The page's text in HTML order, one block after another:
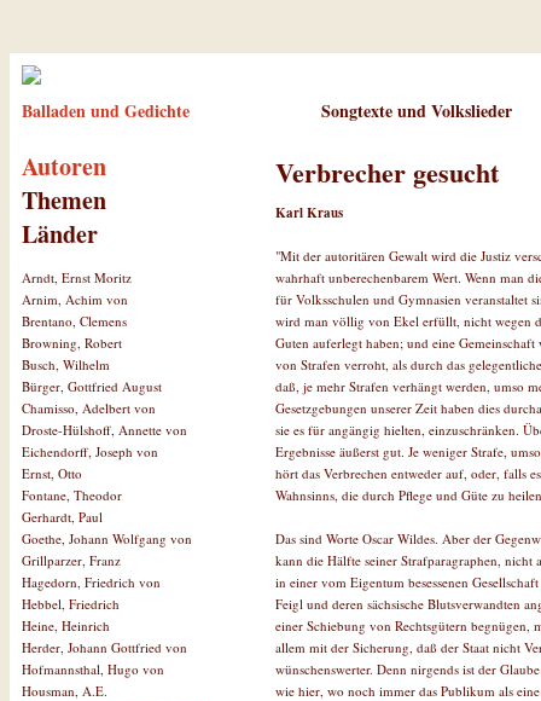
Balladen und Gedichte Songtexte und Volkslieder
Autoren
Themen
Länder
Arndt, Ernst Moritz
Arnim, Achim von
Brentano, Clemens
Browning, Robert
Busch, Wilhelm
Bürger, Gottfried August
Chamisso, Adelbert von
Droste-Hülshoff, Annette von
Eichendorff, Joseph von
Ernst, Otto
Fontane, Theodor
Gerhardt, Paul
Goethe, Johann Wolfgang von
Grillparzer, Franz
Hagedorn, Friedrich von
Hebbel, Friedrich
Heine, Heinrich
Herder, Johann Gottfried von
Hofmannsthal, Hugo von
Housman, A.E.
Verbrecher gesucht
Karl Kraus
"Mit der autoritären Gewalt wird die Justiz
wahrhaft unberechenbarem Wert. Wenn man
für Volksschulen und Gymnasien veranstaltet
wird man völlig von Ekel erfüllt, nicht wegen
Guten auferlegt haben; und eine
von Strafen verroht, als durch das
daß, je mehr Strafen verhängt werden, umso
Gesetzgebungen unserer Zeit haben dies
sie es für angängig hielten, einzuschränken.
Ergebnisse äußerst gut. Je weniger Strafe,
hört das Verbrechen entweder auf, oder, falls
Wahnsinns, die durch Pflege und Güte zu
Das sind Worte Oscar Wildes. Aber der
kann die Hälfte seiner Strafparagraphen, nicht
in einer vom Eigentum besessenen
Feigl und deren sächsische Blutsverwandten
einer Schiebung von Rechtsgütern
allem mit der Sicherung, daß der Staat nicht
wünschenswerter. Denn nirgends ist der
wie hier, wo noch immer das Publikum als